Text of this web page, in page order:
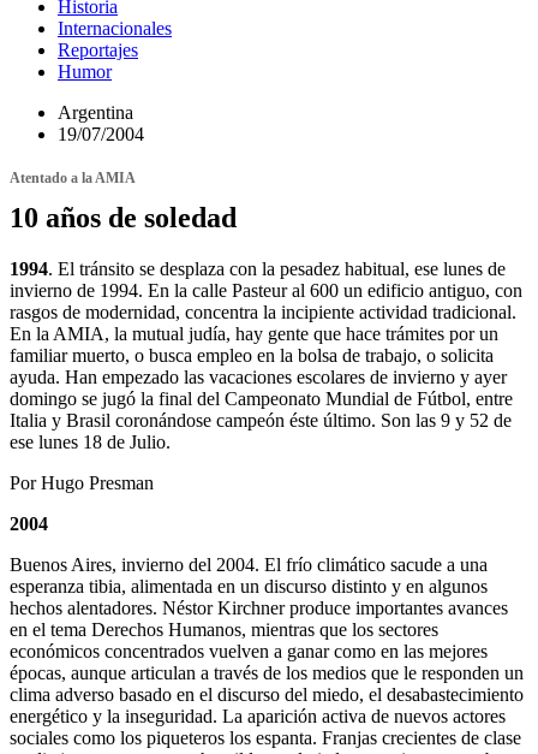
Historia
Internacionales
Reportajes
Humor
Argentina
19/07/2004
Atentado a la AMIA
10 años de soledad
1994. El tránsito se desplaza con la pesadez habitual, ese lunes de
invierno de 1994. En la calle Pasteur al 600 un edificio antiguo, con
rasgos de modernidad, concentra la incipiente actividad tradicional.
En la AMIA, la mutual judía, hay gente que hace trámites por un
familiar muerto, o busca empleo en la bolsa de trabajo, o solicita
ayuda. Han empezado las vacaciones escolares de invierno y ayer
domingo se jugó la final del Campeonato Mundial de Fútbol, entre
Italia y Brasil coronándose campeón éste último. Son las 9 y 52 de
ese lunes 18 de Julio.
Por Hugo Presman
2004
Buenos Aires, invierno del 2004. El frío climático sacude a una
esperanza tibia, alimentada en un discurso distinto y en algunos
hechos alentadores. Néstor Kirchner produce importantes avances
en el tema Derechos Humanos, mientras que los sectores
económicos concentrados vuelven a ganar como en las mejores
épocas, aunque articulan a través de los medios que le responden un
clima adverso basado en el discurso del miedo, el desabastecimiento
energético y la inseguridad. La aparición activa de nuevos actores
sociales como los piqueteros los espanta. Franjas crecientes de clase